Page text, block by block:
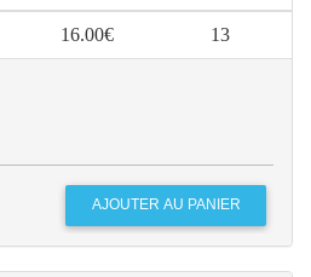
16.00€ 13